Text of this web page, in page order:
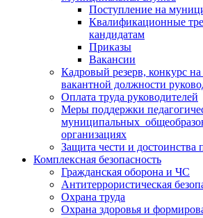
Поступление на
Квалификационные
кандидатам
Приказы
Вакансии
Кадровый резерв, конкурс
вакантной должности
Оплата труда руководителей
Меры поддержки
муниципальных
организациях
Защита чести и достоинства
Комплексная безопасность
Гражданская оборона и ЧС
Антитеррористическая
Охрана труда
Охрана здоровья и